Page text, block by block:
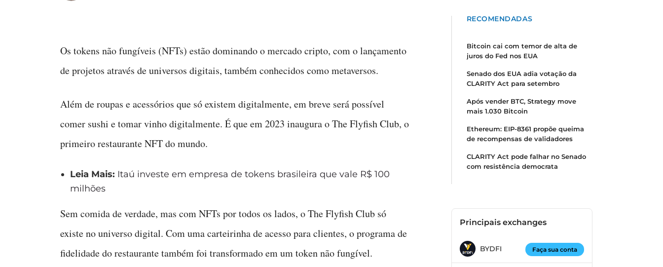
Os tokens não fungíveis (NFTs) estão dominando o mercado cripto, com o lançamento
de projetos através de universos digitais, também conhecidos como metaversos.
Além de roupas e acessórios que só existem digitalmente, em breve será possível
comer sushi e tomar vinho digitalmente. É que em 2023 inaugura o The Flyfish Club, o
primeiro restaurante NFT do mundo.
Leia Mais: Itaú investe em empresa de tokens brasileira que vale R$ 100
milhões
Sem comida de verdade, mas com NFTs por todos os lados, o The Flyfish Club só
existe no universo digital. Com uma carteirinha de acesso para clientes, o programa de
fidelidade do restaurante também foi transformado em um token não fungível.
RECOMENDADAS
Bitcoin cai com temor de alta de
juros do Fed nos EUA
Senado dos EUA adia votação da
CLARITY Act para setembro
Após vender BTC, Strategy move
mais 1.030 Bitcoin
Ethereum: EIP-8361 propõe queima
de recompensas de validadores
CLARITY Act pode falhar no Senado
com resistência democrata
Principais exchanges
BYDFI Faça sua conta